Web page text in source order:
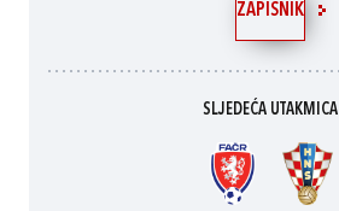
ZAPISNIK
SLJEDEĆA UTAKMICA